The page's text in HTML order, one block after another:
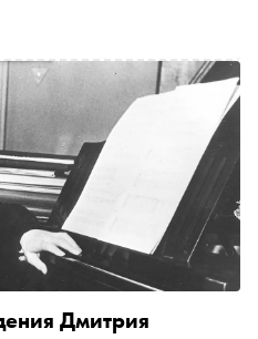
неделе
Дмитрия